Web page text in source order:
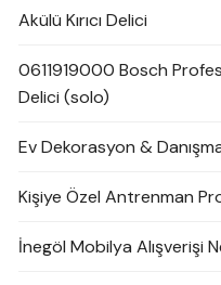
Akülü Kırıcı Delici
0611919000 Bosch
Delici (solo)
Ev Dekorasyon &
Kişiye Özel Antrenman
İnegöl Mobilya Alışverişi